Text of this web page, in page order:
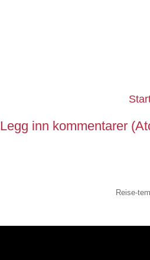
Legg inn kommentarer
Reise-